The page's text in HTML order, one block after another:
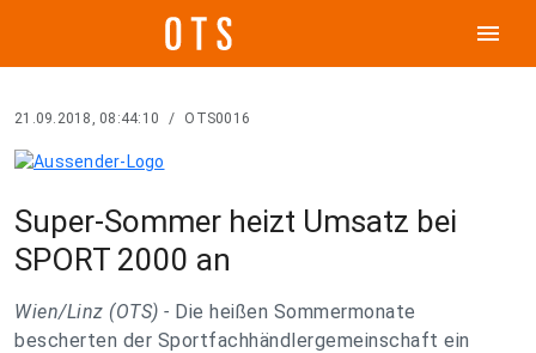
menu
21.09.2018, 08:44:10 / OTS0016
Super-Sommer heizt Umsatz bei
SPORT 2000 an
Wien/Linz (OTS) - Die heißen Sommermonate
bescherten der Sportfachhändlergemeinschaft ein